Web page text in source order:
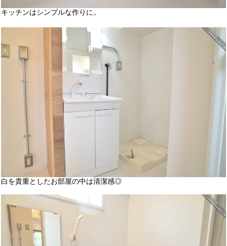
キッチンはシンプルな作りに。
白を貴重としたお部屋の中は清潔感◎